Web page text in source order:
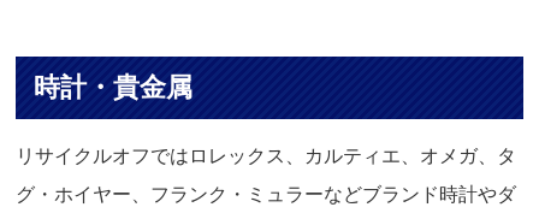
時計・貴金属
リサイクルオフではロレックス、カルティエ、オメガ、タ
グ・ホイヤー、フランク・ミュラーなどブランド時計やダ